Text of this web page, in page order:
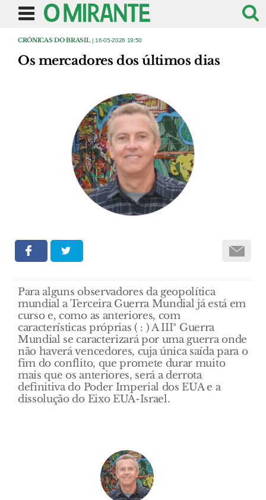
CRÓNICAS DO BRASIL| 16-05-2026 19:50
Os mercadores dos últimos dias
Para alguns observadores da geopolítica
mundial a Terceira Guerra Mundial já está em
curso e, como as anteriores, com
características próprias ( : ) A IIIª Guerra
Mundial se caracterizará por uma guerra onde
não haverá vencedores, cuja única saída para o
fim do conflito, que promete durar muito
mais que os anteriores, será a derrota
definitiva do Poder Imperial dos EUA e a
dissolução do Eixo EUA-Israel.